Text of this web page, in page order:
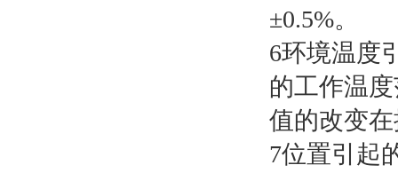
±0.5%。
6环境温度
的工作温
值的改变
7位置引起